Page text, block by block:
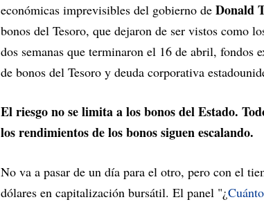
económicas imprevisibles del gobierno de Donald
bonos del Tesoro, que dejaron de ser vistos como
dos semanas que terminaron el 16 de abril, fondos
de bonos del Tesoro y deuda corporativa
El riesgo no se limita a los bonos del Estado.
los rendimientos de los bonos siguen escalando.
No va a pasar de un día para el otro, pero con el
dólares en capitalización bursátil. El panel "¿